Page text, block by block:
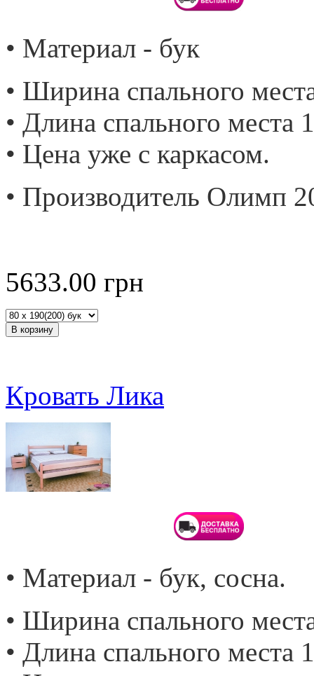
• Материал - бук
• Ширина спального
• Длина спального места
• Цена уже с каркасом.
• Производитель Олимп
5633.00 грн
Кровать Лика
• Материал - бук, сосна.
• Ширина спального
• Длина спального места